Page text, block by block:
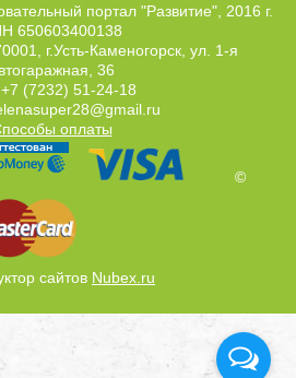
портал "Развитие", 2016 г.
650603400138
г.Усть-Каменогорск, ул. 1-я
36
(7232) 51-24-18
оплаты
©
сайтов Nubex.ru